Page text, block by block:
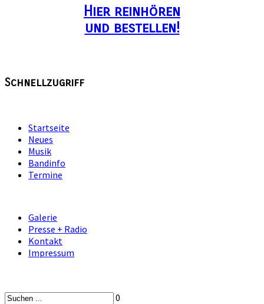
Hier reinhören
und bestellen!
Schnellzugriff
Startseite
Neues
Musik
Bandinfo
Termine
Galerie
Presse + Radio
Kontakt
Impressum
0